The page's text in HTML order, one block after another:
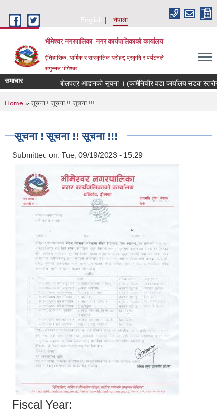
English
नेपाली
भीमेश्वर नगरपालिका, नगर कार्यपालिकाको कार्यालय
ऐतिहासिक, धार्मिक र सांस्कृतिक धरोहर; प्रकृति र पर्यटनले
समुन्नत भीमेश्वर
समाचार बोलपत्र आह्वानको सूचना । (कमिनिचौर वडा कार्यालय सडक
You are here
Home » सूचना ! सूचना !! सूचना !!!
सूचना ! सूचना !! सूचना !!!
Submitted on: Tue, 09/19/2023 - 15:29
Fiscal Year: